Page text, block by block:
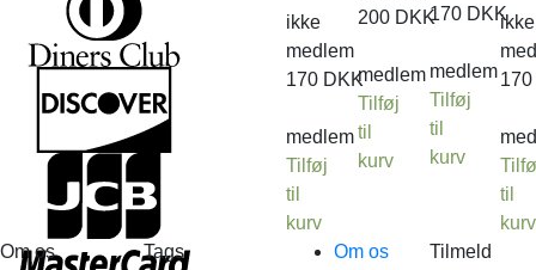
ikke
medlem
170 DKK
medlem
Tilføj
til
kurv
200 DKK
medlem
Tilføj
til
kurv
170 DKK
medlem
Tilføj
til
kurv
ikke
til
kurv
Om os
Tags
Om os
Tilmeld